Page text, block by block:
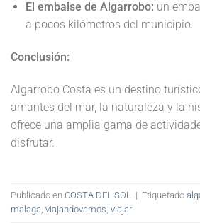
El embalse de Algarrobo: un
a pocos kilómetros del municipio.
Conclusión:
Algarrobo Costa es un destino
amantes del mar, la naturaleza y la
ofrece una amplia gama de
disfrutar.
Publicado en COSTA DEL SOL | Etiquetado
malaga viajandovamos viajar